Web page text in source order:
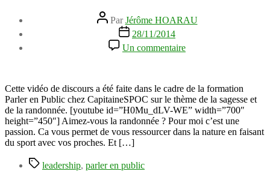
Auteur
de
l’article
ParJérôme HOARAU
Date
de
l’article
28/11/2014
Un commentaire
Cultiver
personnelle
dans
les
moments
de
Cette vidéo de discours a été faite dans le cadre de la formation
Parler en Public chez CapitaineSPOC sur le thème de la sagesse et
de la randonnée. [youtube id=”H0Mu_dLV-WE” width=”700″
height=”450″] Aimez-vous la randonnée ? Pour moi c’est une
passion. Ca vous permet de vous ressourcer dans la nature en faisant
du sport avec vos proches. Et […]
Étiquettes
leadership, parler en public